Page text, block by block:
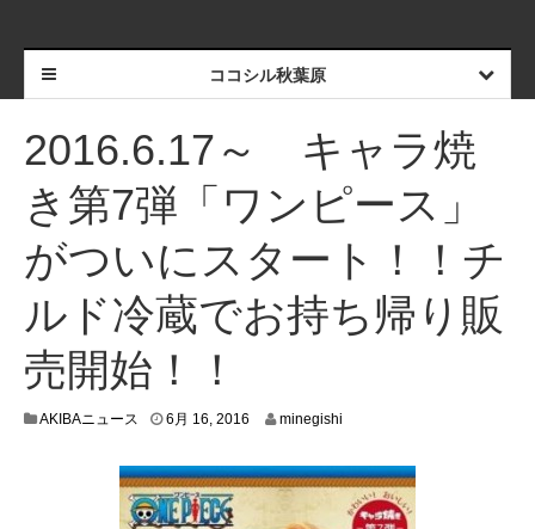
ココシル秋葉原
2016.6.17～ キャラ焼
き第7弾「ワンピース」
がついにスタート！！チ
ルド冷蔵でお持ち帰り販
売開始！！
AKIBAニュース 6月 16, 2016
4
minegishi